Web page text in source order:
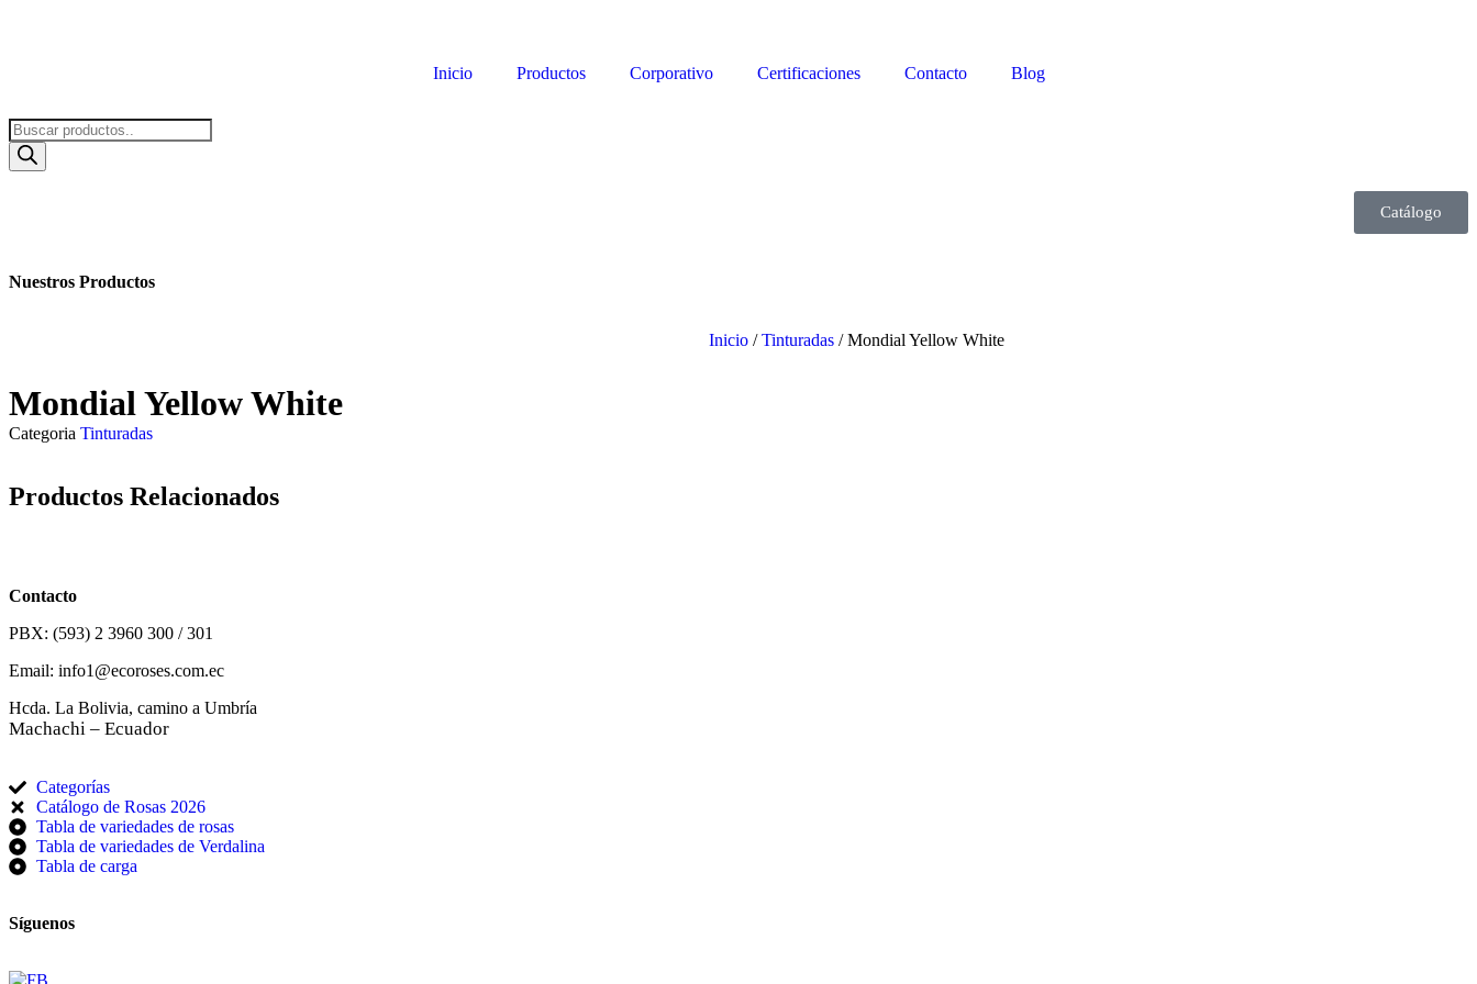
Inicio Productos Corporativo Certificaciones Contacto Blog
Catálogo
Nuestros Productos
Inicio /Tinturadas / Mondial Yellow White
Mondial Yellow White
Categoria Tinturadas
Productos Relacionados
Contacto
PBX: (593) 2 3960 300 / 301
Email: info1@ecoroses.com.ec
Hcda. La Bolivia, camino a Umbría
Machachi – Ecuador
Categorías
Catálogo de Rosas 2026
Tabla de variedades de rosas
Tabla de variedades de Verdalina
Tabla de carga
Síguenos